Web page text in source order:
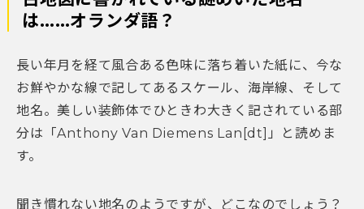
は……オランダ語？
長い年月を経て風合ある色味に落ち着いた紙に、今な
お鮮やかな線で記してあるスケール、海岸線、そして
地名。美しい装飾体でひときわ大きく記されている部
分は「Anthony Van Diemens Lan[dt]」と読めま
す。
聞き慣れない地名のようですが、どこなのでしょう？